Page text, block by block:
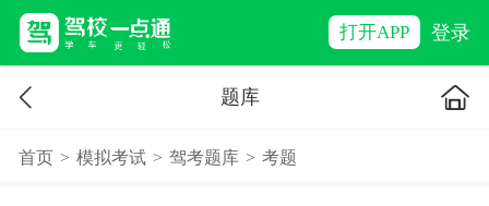
打开APP 登录
题库
首页 > 模拟考试 > 驾考题库 > 考题